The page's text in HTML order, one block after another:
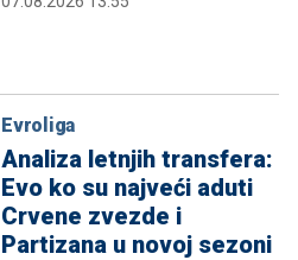
Evroliga
Analiza letnjih transfera:
Evo ko su najveći aduti
Crvene zvezde i
Partizana u novoj sezoni